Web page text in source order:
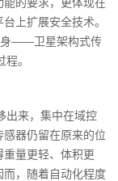
上扩展安全技术。
身——卫星架构式传
。
出来，集中在域控
器仍留在原来的位
量更轻、体积更
，随着自动化程度